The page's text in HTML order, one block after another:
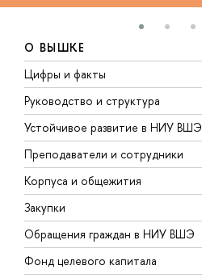
О ВЫШКЕ
Цифры и факты
Руководство и структура
Устойчивое развитие в НИУ ВШЭ
Преподаватели и сотрудники
Корпуса и общежития
Закупки
Обращения граждан в НИУ ВШЭ
Фонд целевого капитала